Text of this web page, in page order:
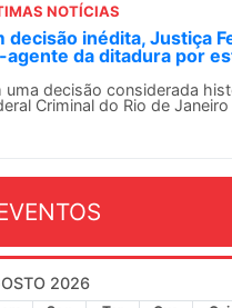
NOTÍCIAS
decisão inédita, Justiça
agente da ditadura por
uma decisão considerada
Criminal do Rio de
2026